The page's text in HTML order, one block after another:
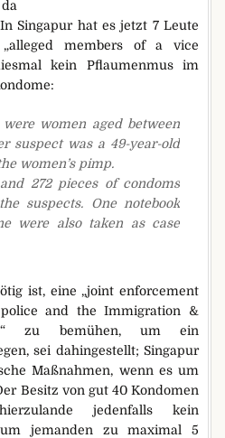
Singapur hat es jetzt 7 Leute
members of a vice
kein Pflaumenmus im
women aged between
suspect was a 49-year-old
women’s pimp.
272 pieces of condoms
suspects. One notebook
were also taken as case
ist, eine „joint enforcement
and the Immigration &
zu bemühen, um ein
sei dahingestellt; Singapur
Maßnahmen, wenn es um
Besitz von gut 40 Kondomen
jedenfalls kein
jemanden zu maximal 5